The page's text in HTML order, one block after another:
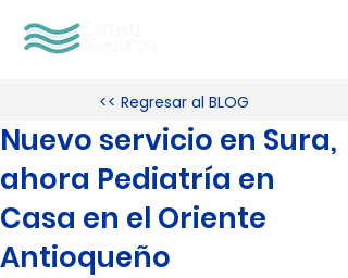
<< Regresar al BLOG
Nuevo servicio en Sura,
ahora Pediatría en
Casa en el Oriente
Antioqueño